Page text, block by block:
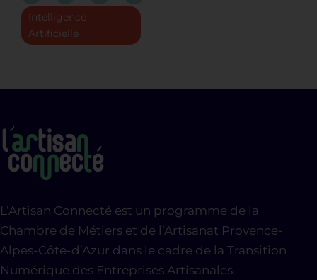
Intelligence
Artificielle
L’Artisan Connecté est un programme de la
Chambre de Métiers et de l’Artisanat Provence-
Alpes-Côte-d’Azur dans le cadre de la Transition
Numérique des Entreprises Artisanales.